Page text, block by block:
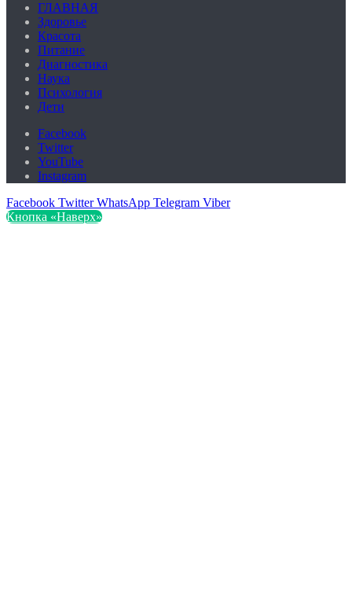
ГЛАВНАЯ
Здоровье
Красота
Питание
Диагностика
Наука
Психология
Дети
Facebook
Twitter
YouTube
Instagram
Facebook Twitter WhatsApp Telegram Viber
Кнопка «Наверх»